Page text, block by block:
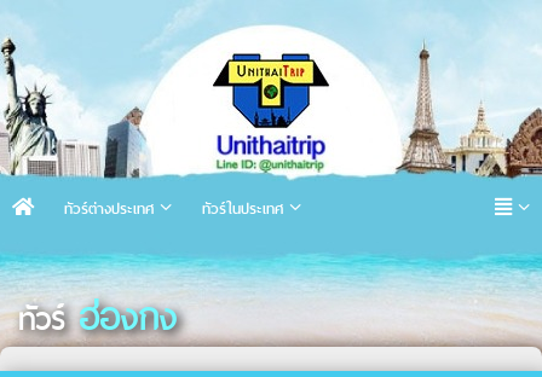
ทัวร์ต่างประเทศ ทัวร์ในประเทศ
ทัวร์ ฮ่องกง